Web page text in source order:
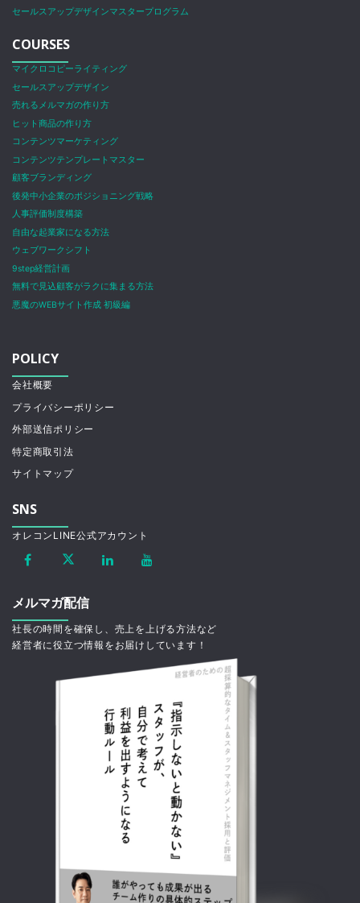
セールスアップデザインマスタープログラム
COURSES
マイクロコピーライティング
セールスアップデザイン
売れるメルマガの作り方
ヒット商品の作り方
コンテンツマーケティング
コンテンツテンプレートマスター
顧客ブランディング
後発中小企業のポジショニング戦略
人事評価制度構築
自由な起業家になる方法
ウェブワークシフト
9step経営計画
無料で見込顧客がラクに集まる方法
悪魔のWEBサイト作成 初級編
POLICY
会社概要
プライバシーポリシー
外部送信ポリシー
特定商取引法
サイトマップ
SNS
オレコンLINE公式アカウント
メルマガ配信
社長の時間を確保し、売上を上げる方法など
経営者に役立つ情報をお届けしています！